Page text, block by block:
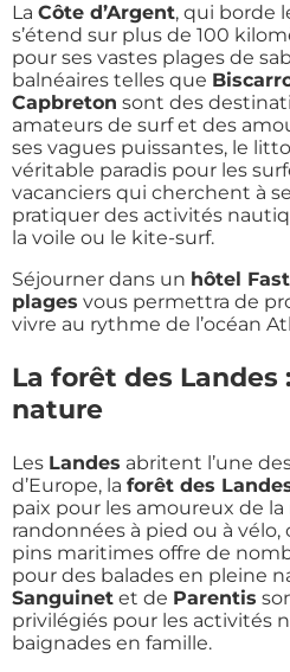
La Côte d’Argent, qui borde
s’étend sur plus de 100
pour ses vastes plages de
balnéaires telles que
Capbreton sont des
amateurs de surf et des
ses vagues puissantes, le
véritable paradis pour les
vacanciers qui cherchent à
pratiquer des activités
la voile ou le kite-surf.
Séjourner dans un hôtel
plages vous permettra de
vivre au rythme de l’océan
La forêt des Landes
nature
Les Landes abritent l’une
d’Europe, la forêt des
paix pour les amoureux de
randonnées à pied ou à
pins maritimes offre de
pour des balades en pleine
Sanguinet et de Parentis
privilégiés pour les activités
baignades en famille.